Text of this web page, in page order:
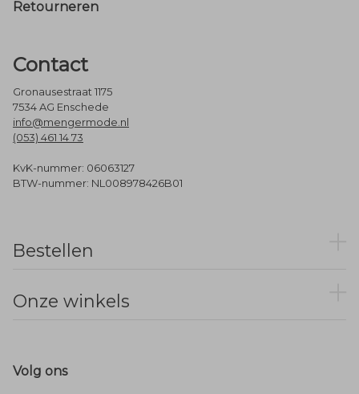
Retourneren
Contact
Gronausestraat 1175
7534 AG Enschede
info@mengermode.nl
(053) 461 14 73
KvK-nummer: 06063127
BTW-nummer: NL008978426B01
Bestellen
Onze winkels
Volg ons